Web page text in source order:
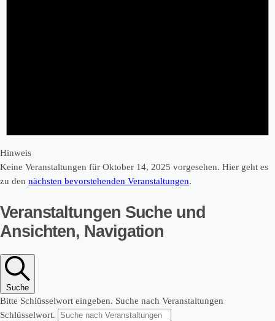
Hinweis
Keine Veranstaltungen für Oktober 14, 2025 vorgesehen. Hier geht es
zu den nächsten bevorstehenden Veranstaltungen.
Veranstaltungen Suche und
Ansichten, Navigation
Suche
Bitte Schlüsselwort eingeben. Suche nach Veranstaltungen
Schlüsselwort.